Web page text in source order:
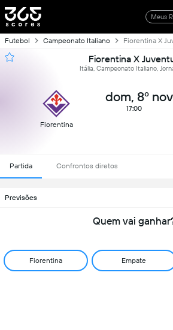
Meus
Futebol Campeonato Italiano Fiorentina X
Fiorentina X
Itália, Campeonato Italiano,
Fiorentina
dom, 8º nov
17:00
Partida Confrontos diretos
Previsões
Quem vai
Fiorentina Empate